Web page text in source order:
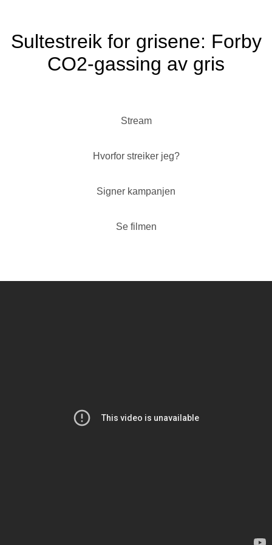
Sultestreik for grisene: Forby
CO2-gassing av gris
Stream
Hvorfor streiker jeg?
Signer kampanjen
Se filmen